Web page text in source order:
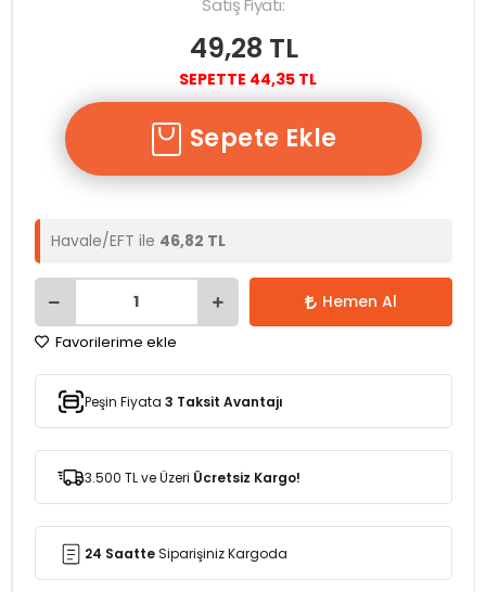
Satış Fiyatı:
49,28 TL
SEPETTE 44,35 TL
Sepete Ekle
Havale/EFT ile 46,82 TL
Hemen Al
Favorilerime ekle
Peşin Fiyata 3 Taksit Avantajı
3.500 TL ve Üzeri Ücretsiz Kargo!
24 SaatteSiparişiniz Kargoda